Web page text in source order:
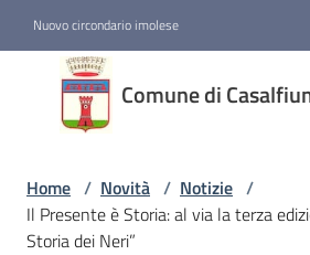
Nuovo circondario imolese
Comune di
Comune di
Casalfiumanese
Amministrazione
Home / Novità / Notizie /
Il Presente è Storia: al via la terza
Storia dei Neri”